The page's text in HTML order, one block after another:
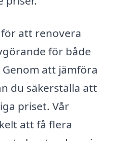
att renovera
för både
att jämföra
du säkerställa att
priset. Vår
att få flera